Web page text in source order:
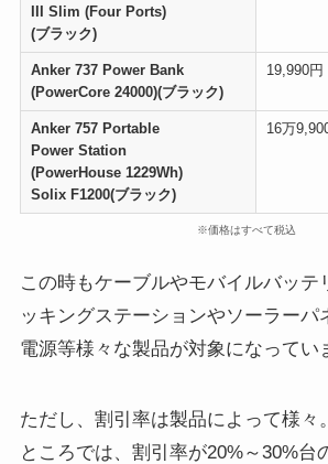
III Slim (Four Ports)
(ブラック)
Anker 737 Power Bank
(PowerCore 24000)(ブラック)
19,990円
Anker 757 Portable
Power Station
(PowerHouse 1229Wh)
Solix F1200(ブラック)
16万
※価格はすべて税込
この時もケーブルやモバイルバッテ
ッキングステーションやソーラーパ
電源等様々な製品が対象になってい
ただし、割引率は製品によって様々
ところでは、割引率が20%～30%台